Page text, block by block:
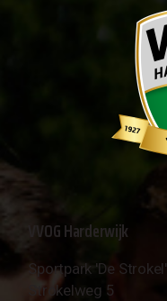
VVOG Harderwijk
Sportpark 'De Strokel'
Strokelweg 5